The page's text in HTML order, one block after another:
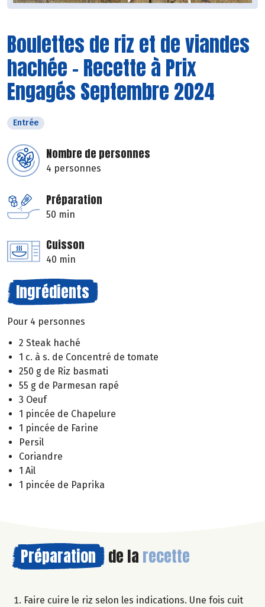
Boulettes de riz et de viandes
hachée - Recette à Prix
Engagés Septembre 2024
Entrée
Nombre de personnes
4 personnes
Préparation
50 min
Cuisson
40 min
Ingrédients
Pour 4 personnes
2 Steak haché
1 c. à s. de Concentré de tomate
250 g de Riz basmati
55 g de Parmesan rapé
3 Oeuf
1 pincée de Chapelure
1 pincée de Farine
Persil
Coriandre
1 Ail
1 pincée de Paprika
Préparation de la recette
Faire cuire le riz selon les indications. Une fois cuit